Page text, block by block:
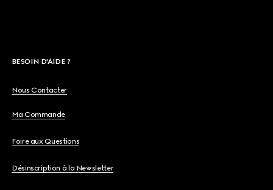
BESOIN D'AIDE ?
Nous Contacter
Ma Commande
Foire aux Questions
Désinscription à la Newsletter